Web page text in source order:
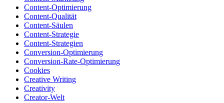
Content-Optimierung
Content-Qualität
Content-Säulen
Content-Strategie
Content-Strategien
Conversion-Optimierung
Conversion-Rate-Optimierung
Cookies
Creative Writing
Creativity
Creator-Welt